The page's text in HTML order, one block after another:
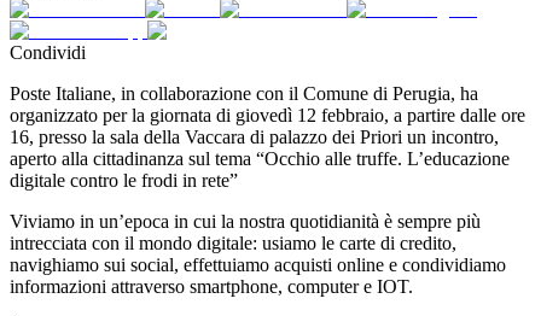
Condividi
Poste Italiane, in collaborazione con il Comune di Perugia, ha
organizzato per la giornata di giovedì 12 febbraio, a partire dalle ore
16, presso la sala della Vaccara di palazzo dei Priori un incontro,
aperto alla cittadinanza sul tema “Occhio alle truffe. L’educazione
digitale contro le frodi in rete”
Viviamo in un’epoca in cui la nostra quotidianità è sempre più
intrecciata con il mondo digitale: usiamo le carte di credito,
navighiamo sui social, effettuiamo acquisti online e condividiamo
informazioni attraverso smartphone, computer e IOT.